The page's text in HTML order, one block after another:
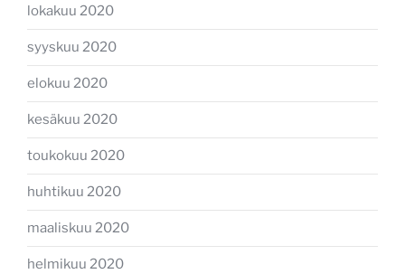
lokakuu 2020
syyskuu 2020
elokuu 2020
kesäkuu 2020
toukokuu 2020
huhtikuu 2020
maaliskuu 2020
helmikuu 2020